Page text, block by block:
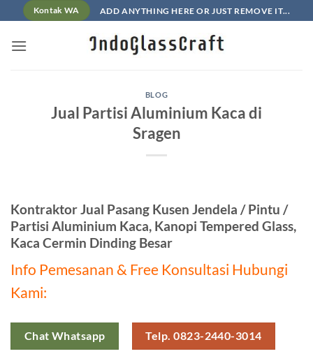
to
content
Kontak WA ADD ANYTHING HERE OR JUST REMOVE IT...
BLOG
Jual Partisi Aluminium Kaca di
Sragen
Kontraktor Jual Pasang Kusen Jendela / Pintu /
Partisi Aluminium Kaca, Kanopi Tempered Glass,
Kaca Cermin Dinding Besar
Info Pemesanan & Free Konsultasi Hubungi
Kami:
Chat Whatsapp Telp. 0823-2440-3014